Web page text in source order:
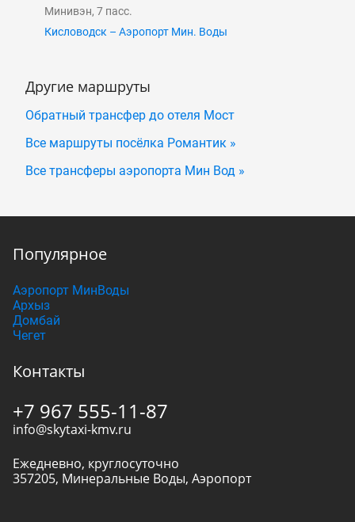
Минивэн, 7 пасс.
Кисловодск – Аэропорт Мин. Воды
Другие маршруты
Обратный трансфер до отеля Мост
Все маршруты посёлка Романтик »
Все трансферы аэропорта Мин Вод »
Популярное
Аэропорт МинВоды
Архыз
Домбай
Чегет
Контакты
+7 967 555-11-87
info@skytaxi-kmv.ru
Ежедневно, круглосуточно
357205, Минеральные Воды, Аэропорт